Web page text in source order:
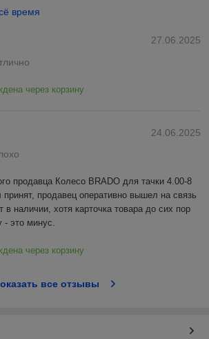
время
27.06.2025
через корзину
24.06.2025
продавца Колесо BRADO для тачки 4.00-8
продавец оперативно вышел на связь
в наличии, хотя карточка товара до сих пор
- это минус.
через корзину
все отзывы